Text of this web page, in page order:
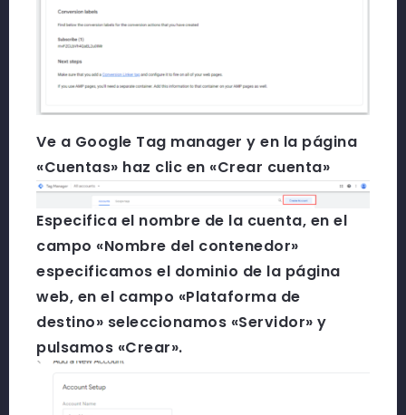
Ve a Google Tag manager y en la página
«Cuentas» haz clic en «Crear cuenta»
Especifica el nombre de la cuenta, en el
campo «Nombre del contenedor»
especificamos el dominio de la página
web, en el campo «Plataforma de
destino» seleccionamos «Servidor» y
pulsamos «Crear».